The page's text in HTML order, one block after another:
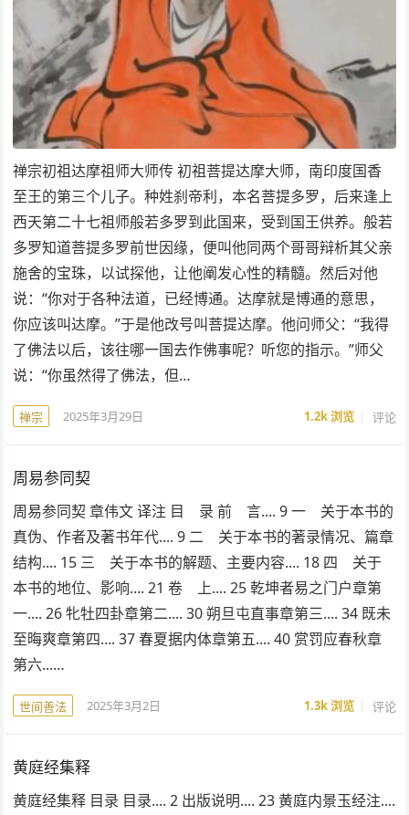
禅宗初祖达摩祖师大师传 初祖菩提达摩大师，南印度国香
至王的第三个儿子。种姓刹帝利，本名菩提多罗，后来逢上
西天第二十七祖师般若多罗到此国来，受到国王供养。般若
多罗知道菩提多罗前世因缘，便叫他同两个哥哥辩析其父亲
施舍的宝珠，以试探他，让他阐发心性的精髓。然后对他
说：“你对于各种法道，已经博通。达摩就是博通的意思，
你应该叫达摩。”于是他改号叫菩提达摩。他问师父：“我得
了佛法以后，该往哪一国去作佛事呢？听您的指示。”师父
说：“你虽然得了佛法，但…
禅宗 2025年3月29日 1.2k浏览 评论
周易参同契
周易参同契 章伟文 译注 目 录 前 言.... 9 一 关于本书的
真伪、作者及著书年代.... 9 二 关于本书的著录情况、篇章
结构.... 15 三 关于本书的解题、主要内容.... 18 四 关于
本书的地位、影响.... 21 卷 上.... 25 乾坤者易之门户章第
一.... 26 牝牡四卦章第二.... 30 朔旦屯直事章第三.... 34 既未
至晦爽章第四.... 37 春夏据内体章第五.... 40 赏罚应春秋章
第六...…
世间善法 2025年3月2日 1.3k浏览 评论
黄庭经集释
黄庭经集释 目录 目录.... 2 出版说明.... 23 黄庭内景玉经注....